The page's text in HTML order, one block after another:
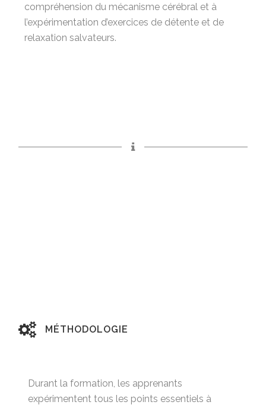
compréhension du mécanisme cérébral et à
l’expérimentation d’exercices de détente et de
relaxation salvateurs.
MÉTHODOLOGIE
Durant la formation, les apprenants
expérimentent tous les points essentiels à